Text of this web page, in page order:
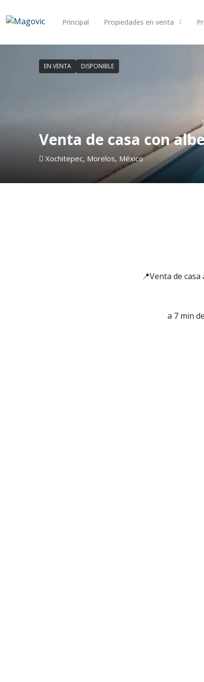
Principal Propiedades en venta
EN VENTA DISPONIBLE
Venta de casa con
Xochitepec, Morelos, México
📍Venta de
a 7 min